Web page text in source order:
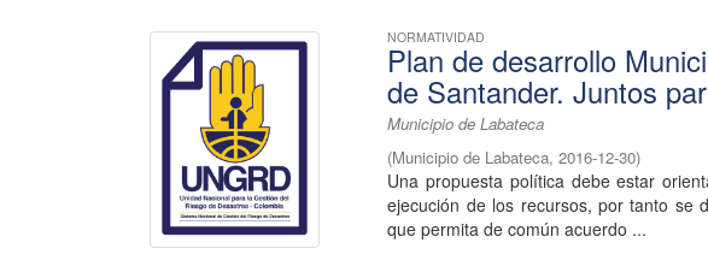
NORMATIVIDAD
Plan de desarrollo
de Santander. Juntos
Municipio de Labateca
(Municipio de Labateca,2016-12-30)
Una propuesta política debe estar
ejecución de los recursos, por tanto se
que permita de común acuerdo ...